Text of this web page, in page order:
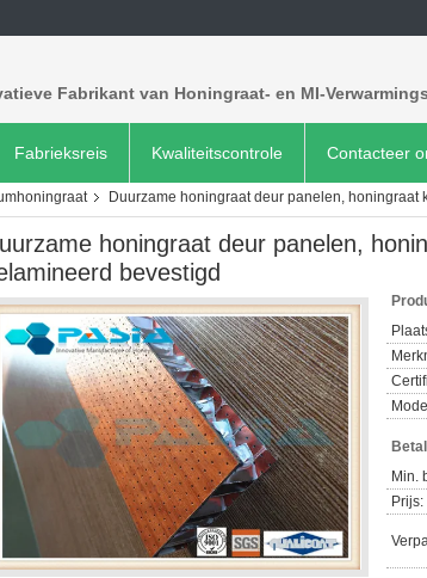
Fabrikant van Honingraat- en MI-
Fabrieksreis Kwaliteitscontrole Contacteer
Duurzame honingraat deur panelen,
honingraat deur panelen,
bevestigd
Min.
Prijs: